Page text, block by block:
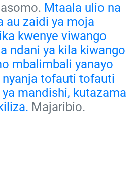
Mtaala ulio na
au zaidi ya moja
kwenye viwango
ndani ya kila kiwango
mbalimbali yanayo
tofauti tofauti
mandishi, kutazama
Majaribio.